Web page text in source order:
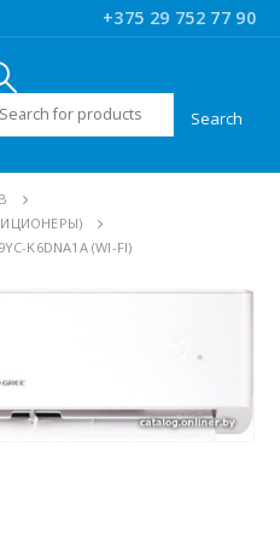
+375 29 752 77 90
K6DNA1A (WI-FI)